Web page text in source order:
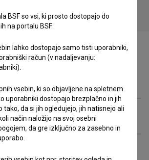
BSF so vsi, ki prosto dostopajo do
na portalu BSF.
lahko dostopajo samo tisti uporabniki,
račun (v nadaljevanju:
vsebin, ki so objavljene na spletnem
uporabniki dostopajo brezplačno in jih
tako, da si jih ogledujejo, jih natisnejo ali
način naložijo na svoj osebni
da gre izključno za zasebno in